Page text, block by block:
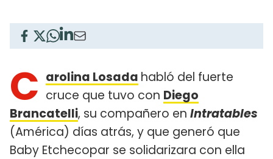
C arolina Losada habló del fuerte
cruce que tuvo con Diego
Brancatelli, su compañero en Intratables
(América) días atrás, y que generó que
Baby Etchecopar se solidarizara con ella